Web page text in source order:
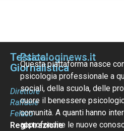
Testata
Giornalistica
Direttore
Raffaele
Felaco
Registrazione
Psicologinews.it
Questa piattaforma nasce
psicologia professionale a
sociali, della scuola, delle
cuore il benessere
comunità. A quanti hanno
approfondire le nuove